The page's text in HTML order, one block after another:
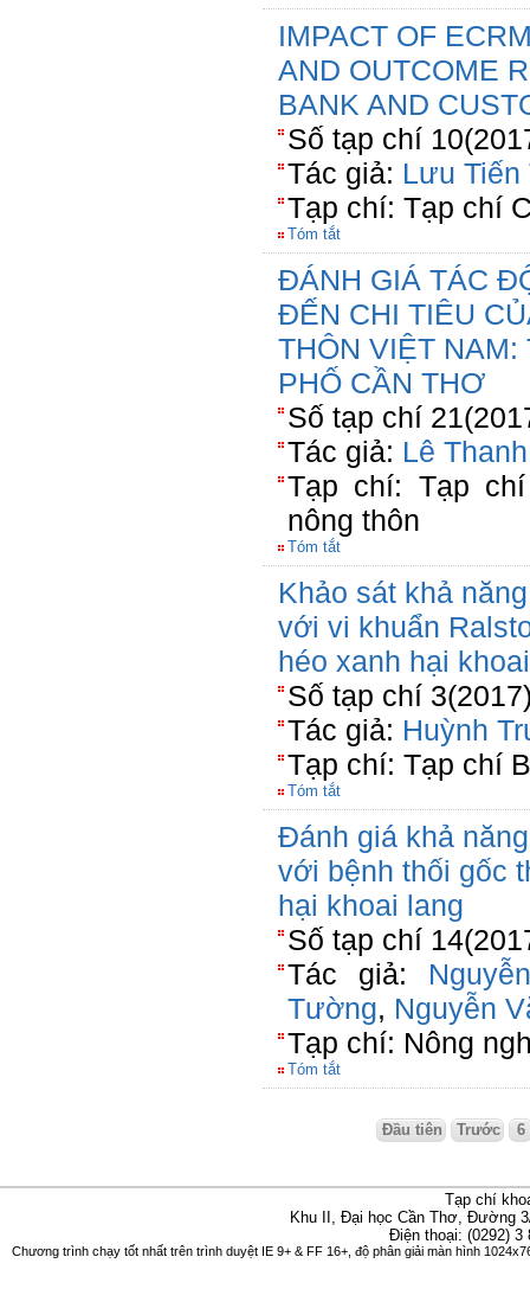
IMPACT OF
AND OUTCOME
BANK AND
Số tạp chí
Tác giả: Lưu Tiến
Tạp chí: Tạp chí
Tóm tắt
ĐÁNH GIÁ TÁC
ĐẾN CHI TIÊU
THÔN VIỆT
PHỐ CẦN THƠ
Số tạp chí
Tác giả: Lê
Tạp chí: Tạp
nông thôn
Tóm tắt
Khảo sát khả
với vi khuẩn
héo xanh hại
Số tạp chí
Tác giả: Huỳnh
Tạp chí: Tạp chí
Tóm tắt
Đánh giá khả
với bệnh thối gốc
hại khoai lang
Số tạp chí
Tác giả:
Tường, Nguyễn
Tạp chí: Nông
Tóm tắt
Đầu tiên Trước 6
Tạp chí
Khu II, Đại học Cần Thơ, Đường
Điện thoại: (0292)
Chương trình chạy tốt nhất trên trình duyệt IE 9+ & FF 16+, độ phân giải màn hình